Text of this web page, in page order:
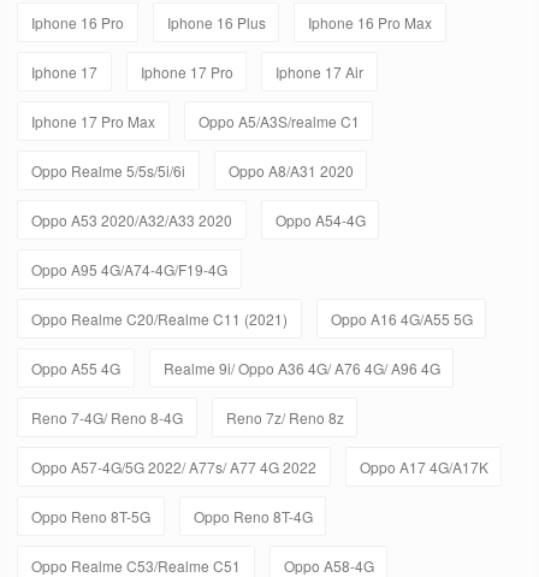
Iphone 16 Pro Iphone 16 Plus Iphone 16 Pro Max
Iphone 17 Iphone 17 Pro Iphone 17 Air
Iphone 17 Pro Max Oppo A5/A3S/realme C1
Oppo Realme 5/5s/5i/6i Oppo A8/A31 2020
Oppo A53 2020/A32/A33 2020 Oppo A54-4G
Oppo A95 4G/A74-4G/F19-4G
Oppo Realme C20/Realme C11 (2021) Oppo A16 4G/A55 5G
Oppo A55 4G Realme 9i/ Oppo A36 4G/ A76 4G/ A96 4G
Reno 7-4G/ Reno 8-4G Reno 7z/ Reno 8z
Oppo A57-4G/5G 2022/ A77s/ A77 4G 2022 Oppo A17 4G/A17K
Oppo Reno 8T-5G Oppo Reno 8T-4G
Oppo Realme C53/Realme C51 Oppo A58-4G